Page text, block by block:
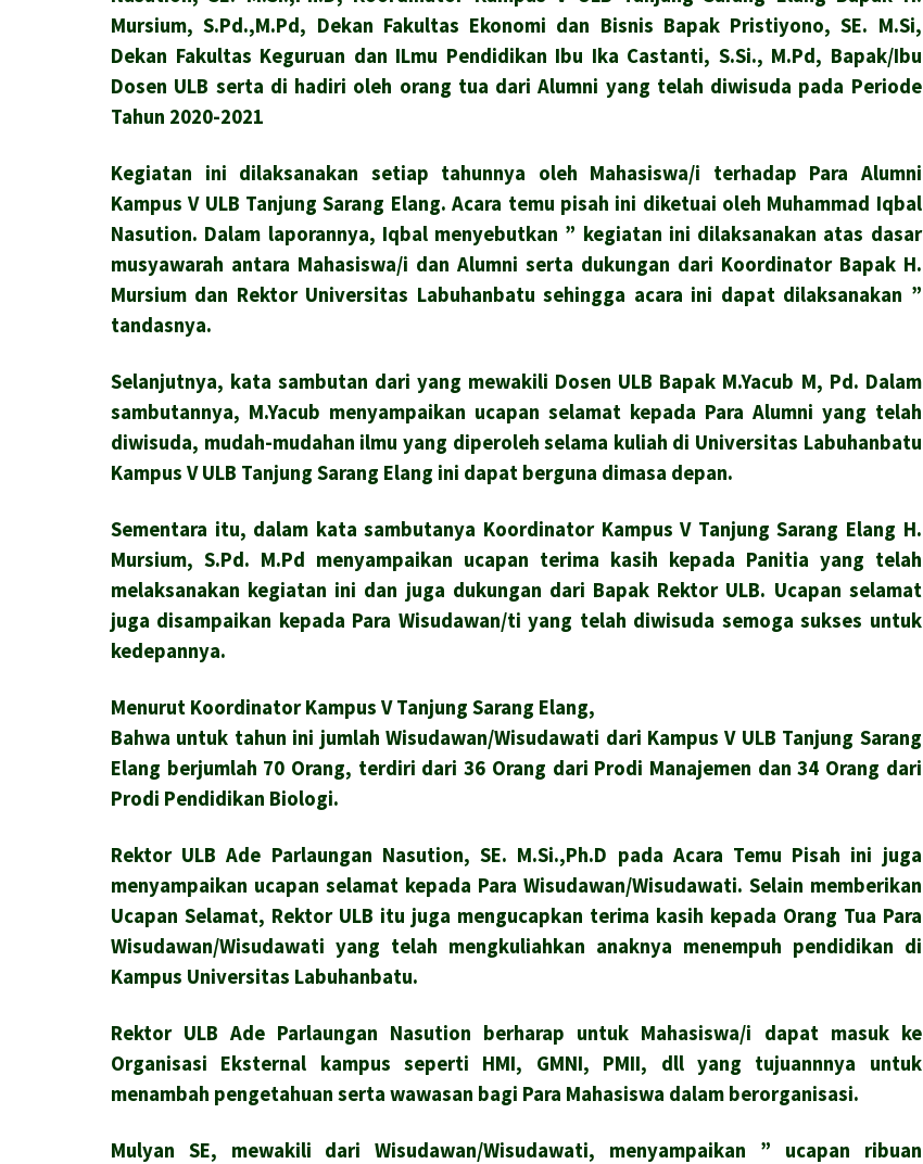
Mursium, S.Pd.,M.Pd, Dekan Fakultas Ekonomi dan Bisnis Bapak Pristiyono, SE. M.Si,
Dekan Fakultas Keguruan dan ILmu Pendidikan Ibu Ika Castanti, S.Si., M.Pd, Bapak/Ibu
Dosen ULB serta di hadiri oleh orang tua dari Alumni yang telah diwisuda pada Periode
Tahun 2020-2021
Kegiatan ini dilaksanakan setiap tahunnya oleh Mahasiswa/i terhadap Para Alumni
Kampus V ULB Tanjung Sarang Elang. Acara temu pisah ini diketuai oleh Muhammad Iqbal
Nasution. Dalam laporannya, Iqbal menyebutkan ” kegiatan ini dilaksanakan atas dasar
musyawarah antara Mahasiswa/i dan Alumni serta dukungan dari Koordinator Bapak H.
Mursium dan Rektor Universitas Labuhanbatu sehingga acara ini dapat dilaksanakan ”
tandasnya.
Selanjutnya, kata sambutan dari yang mewakili Dosen ULB Bapak M.Yacub M, Pd. Dalam
sambutannya, M.Yacub menyampaikan ucapan selamat kepada Para Alumni yang telah
diwisuda, mudah-mudahan ilmu yang diperoleh selama kuliah di Universitas Labuhanbatu
Kampus V ULB Tanjung Sarang Elang ini dapat berguna dimasa depan.
Sementara itu, dalam kata sambutanya Koordinator Kampus V Tanjung Sarang Elang H.
Mursium, S.Pd. M.Pd menyampaikan ucapan terima kasih kepada Panitia yang telah
melaksanakan kegiatan ini dan juga dukungan dari Bapak Rektor ULB. Ucapan selamat
juga disampaikan kepada Para Wisudawan/ti yang telah diwisuda semoga sukses untuk
kedepannya.
Menurut Koordinator Kampus V Tanjung Sarang Elang,
Bahwa untuk tahun ini jumlah Wisudawan/Wisudawati dari Kampus V ULB Tanjung Sarang
Elang berjumlah 70 Orang, terdiri dari 36 Orang dari Prodi Manajemen dan 34 Orang dari
Prodi Pendidikan Biologi.
Rektor ULB Ade Parlaungan Nasution, SE. M.Si.,Ph.D pada Acara Temu Pisah ini juga
menyampaikan ucapan selamat kepada Para Wisudawan/Wisudawati. Selain memberikan
Ucapan Selamat, Rektor ULB itu juga mengucapkan terima kasih kepada Orang Tua Para
Wisudawan/Wisudawati yang telah mengkuliahkan anaknya menempuh pendidikan di
Kampus Universitas Labuhanbatu.
Rektor ULB Ade Parlaungan Nasution berharap untuk Mahasiswa/i dapat masuk ke
Organisasi Eksternal kampus seperti HMI, GMNI, PMII, dll yang tujuannnya untuk
menambah pengetahuan serta wawasan bagi Para Mahasiswa dalam berorganisasi.
Mulyan SE, mewakili dari Wisudawan/Wisudawati, menyampaikan ” ucapan ribuan